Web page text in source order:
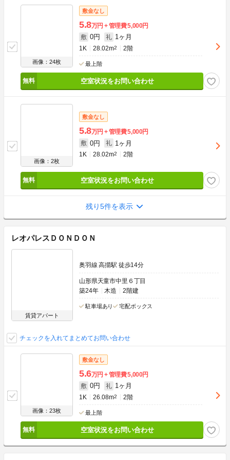
画像：24枚
敷金なし
5.8万円 管理費5,000円
敷 0円 礼 1ヶ月
1K 28.02m2 2階
最上階
空室状況をお問い合わせ
画像：2枚
敷金なし
5.8万円 管理費5,000円
敷 0円 礼 1ヶ月
1K 28.02m2 2階
空室状況をお問い合わせ
残り5件を表示
レオパレスＤＯＮＤＯＮ
賃貸アパート
奥羽線 高擶駅 徒歩14分
山形県天童市中里６丁目
築24年
木造 2階建
駐車場あり 宅配ボックス
チェックを入れてまとめてお問い合わせ
画像：23枚
敷金なし
5.6万円 管理費5,000円
敷 0円 礼 1ヶ月
1K 26.08m2 2階
最上階
空室状況をお問い合わせ